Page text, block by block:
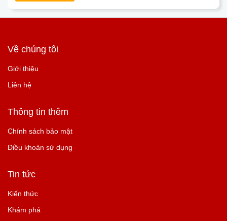
Về chúng tôi
Giới thiệu
Liên hệ
Thông tin thêm
Chính sách bảo mật
Điều khoản sử dụng
Tin tức
Kiến thức
Khám phá